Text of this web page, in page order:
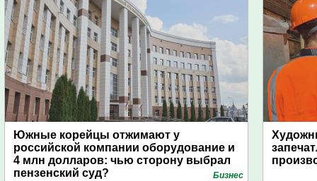
Южные корейцы отжимают у
российской компании оборудование и
4 млн долларов: чью сторону выбрал
пензенский суд?
Бизнес